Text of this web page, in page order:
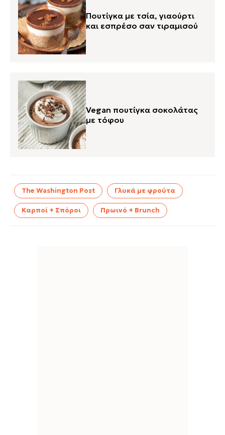
Πουτίγκα με τσία, γιαούρτι
και εσπρέσο σαν τιραμισού
Vegan πουτίγκα σοκολάτας
με τόφου
The Washington Post Γλυκά με φρούτα
Καρποί + Σπόροι Πρωινό + Brunch